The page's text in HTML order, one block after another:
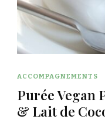
ACCOMPAGNEMENTS
Purée Vegan
& Lait de